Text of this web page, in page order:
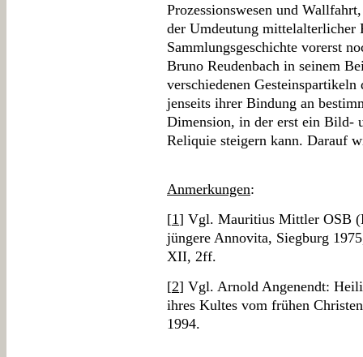
Prozessionswesen und
der Umdeutung mittelalterlicher
Sammlungsgeschichte vorerst
Bruno Reudenbach in seinem
verschiedenen
jenseits ihrer Bindung an
Dimension, in der erst ein Bild-
Reliquie steigern kann. Darauf
Anmerkungen:
[1] Vgl. Mauritius Mittler OSB
jüngere Annovita, Siegburg
XII, 2ff.
[2] Vgl. Arnold Angenendt:
ihres Kultes vom frühen
1994.